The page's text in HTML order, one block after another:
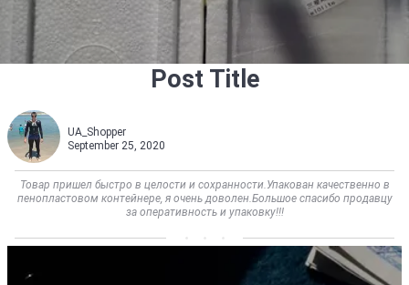
Post Title
UA_Shopper
September 25, 2020
Товар пришел быстро в целости и сохранности.Упакован качественно в
пенопластовом контейнере, я очень доволен.Большое спасибо продавцу
за оперативность и упаковку!!!